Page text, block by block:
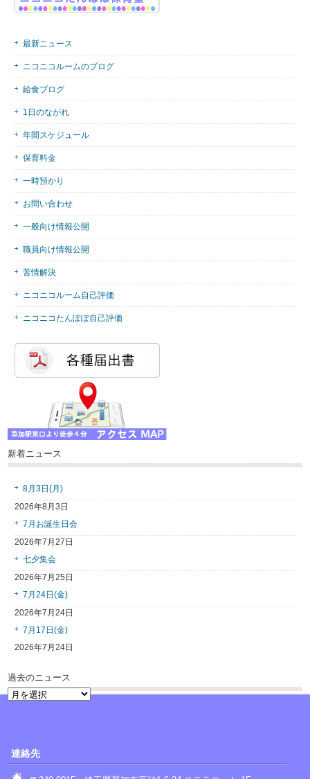
最新ニュース
ニコニコルームのブログ
給食ブログ
1日のながれ
年間スケジュール
保育料金
一時預かり
お問い合わせ
一般向け情報公開
職員向け情報公開
苦情解決
ニコニコルーム自己評価
ニコニコたんぽぽ自己評価
新着ニュース
8月3日(月)
2026年8月3日
7月お誕生日会
2026年7月27日
七夕集会
2026年7月25日
7月24日(金)
2026年7月24日
7月17日(金)
2026年7月24日
過去のニュース
過
ー
連絡先